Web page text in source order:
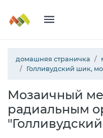
домашняя страничка
Голливудский шик,
Мозаичный
радиальным